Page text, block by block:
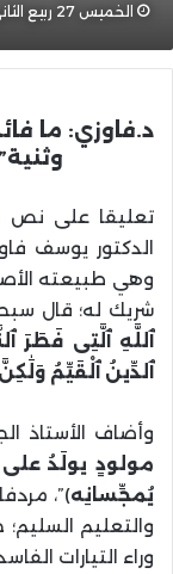
الخميس 27 ربيع الثاني 1443هـ 2-12-2021م
د.فاوزي: ما
تعليقا على نص
الدكتور يوسف
وهي طبيعته
شريك له؛ قال
ٱللَّهِ ٱلَّتِى فَطَرَ
ٱلدِّينُ ٱلْقَيِّمُ
وأضاف الأستاذ
مولودٍ يولَدُ على
يُمجِّسانِه)”،
والتعليم
وراء التيارات